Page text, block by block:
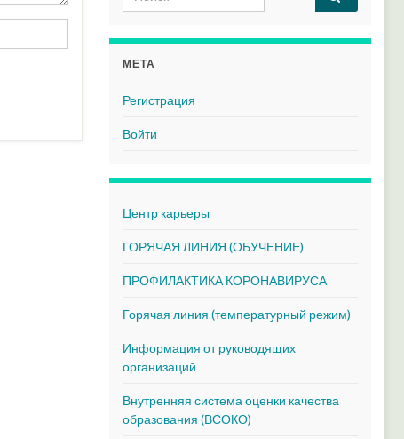
МЕТА
Регистрация
Войти
Центр карьеры
ГОРЯЧАЯ ЛИНИЯ (ОБУЧЕНИЕ)
ПРОФИЛАКТИКА КОРОНАВИРУСА
Горячая линия (температурный режим)
Информация от руководящих
организаций
Внутренняя система оценки качества
образования (ВСОКО)